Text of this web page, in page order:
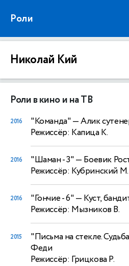
Роли
Николай Кий
Роли в кино и на ТВ
2016 "Команда"— Алик
Режиссёр: Капица К.
2016 "Шаман - 3"— Боевик
Режиссёр: Кубринский М.
2016 "Гончие - 6"— Куст,
Режиссёр: Мызников В.
2015 "Письма на стекле.
Феди
Режиссёр: Грицкова Р.